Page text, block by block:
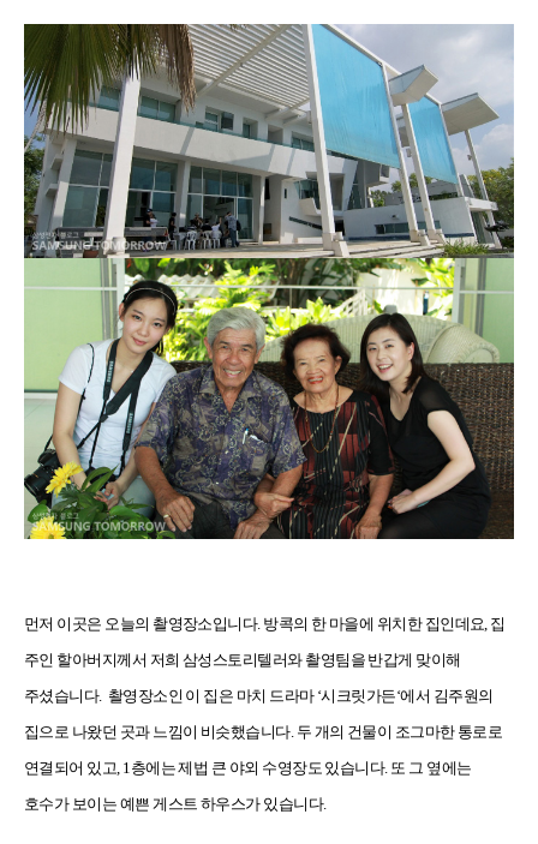
먼저 이곳은 오늘의 촬영장소입니다. 방콕의 한 마을에 위치한 집인데요 집
주인 할아버지께서 저희 삼성스토리텔러와 촬영팀을 반갑게 맞이해
주셨습니다. 촬영장소인 이 집은 마치 드라마‘시크릿가든‘에서 김주원의
집으로 나왔던 곳과 느낌이 비슷했습니다. 두 개의 건물이 조그마한 통로로
연결되어 있고 , 1 층에는 제법 큰 야외 수영장도 있습니다. 또 그 옆에는
호수가 보이는 예쁜 게스트 하우스가 있습니다.